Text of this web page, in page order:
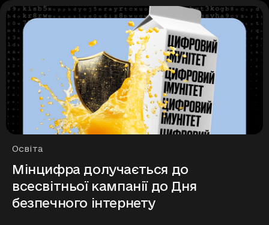
Рубрики
Освіта
Мінцифра долучається до
всесвітньої кампанії до Дня
безпечного інтернету